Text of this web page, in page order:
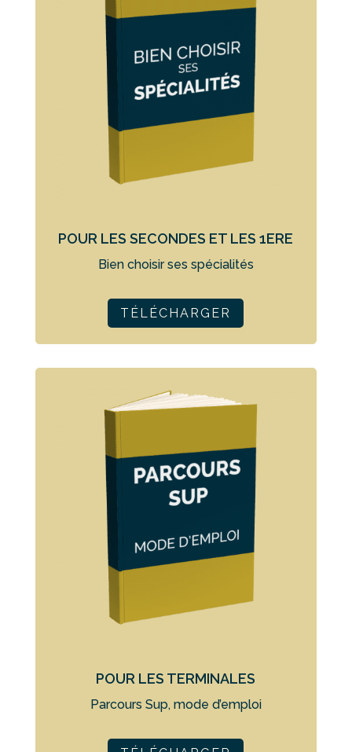
POUR LES SECONDES ET LES 1ERE
Bien choisir ses spécialités
TÉLÉCHARGER
POUR LES TERMINALES
Parcours Sup, mode d’emploi